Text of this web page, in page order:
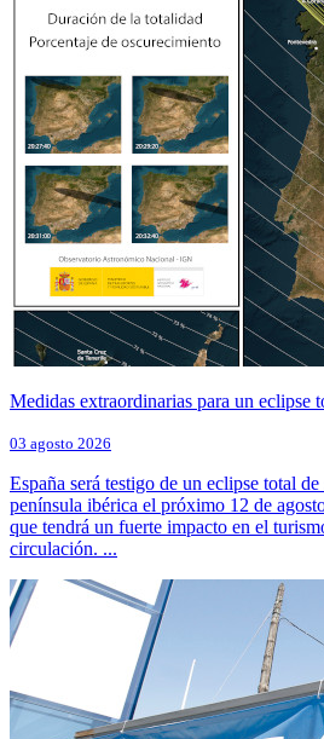
Medidas extraordinarias para un eclipse
03 agosto 2026
España será testigo de un eclipse total
península ibérica el próximo 12 de
que tendrá un fuerte impacto en el
circulación. ...